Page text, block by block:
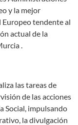
y la mejor
Europeo tendente al
actual de la
.
las tareas de
de las acciones
Social, impulsando
la divulgación